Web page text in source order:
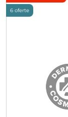
6 oferte